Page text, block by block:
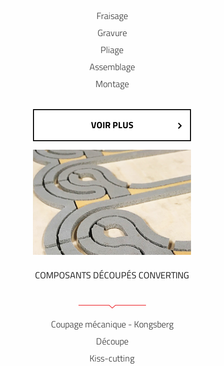
Fraisage
Gravure
Pliage
Assemblage
Montage
VOIR PLUS
COMPOSANTS DÉCOUPÉS CONVERTING
Coupage mécanique - Kongsberg
Découpe
Kiss-cutting